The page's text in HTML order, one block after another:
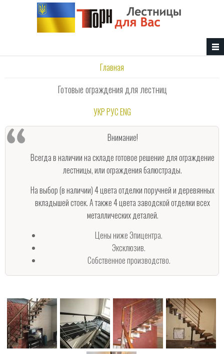
Перейти к основному содержанию
Главная
Готовые ограждения для лестниц
УКРРУСENG
Внимание!
Всегда в наличии на складе готовое решение для ограждение
лестницы, или ограждения балюстрады.
На выбор (в наличии) 4 цвета отделки поручней и деревянных
вкладышей стоек. А также 4 цвета заводской отделки всех
металлических деталей.
Цены ниже Эпицентра.
Эксклюзив.
Собственное производство.